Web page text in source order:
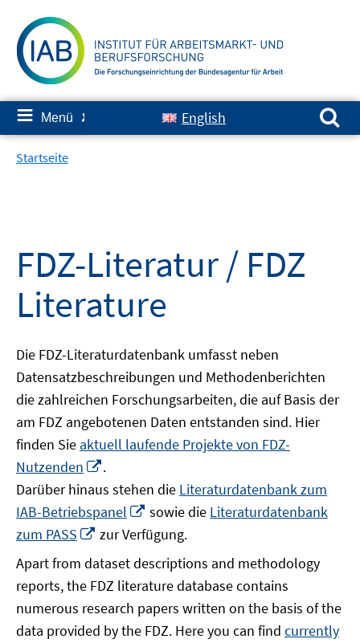
zum
Inhalt
≡ Menü ✘ English
Suchen nach:
Startseite
FDZ-Literatur / FDZ
Literature
Die FDZ-Literaturdatenbank umfasst neben
Datensatzbeschreibungen und Methodenberichten
die zahlreichen Forschungsarbeiten, die auf Basis der
am FDZ angebotenen Daten entstanden sind. Hier
finden Sie aktuell laufende Projekte von FDZ-
Nutzenden
neuem
Fenster
öffnen
.
Darüber hinaus stehen die Literaturdatenbank zum
IAB-Betriebspanel
In
neuem
Fenster
öffnen
sowie die Literaturdatenbank
zum PASS
In
Fenster
öffnen
zur Verfügung.
Apart from dataset descriptions and methodology
reports, the FDZ literature database contains
numerous research papers written on the basis of the
data provided by the FDZ. Here you can find currently